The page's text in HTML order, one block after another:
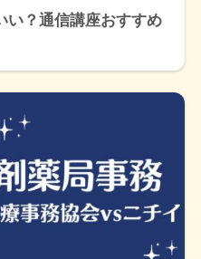
い？通信講座おすすめ